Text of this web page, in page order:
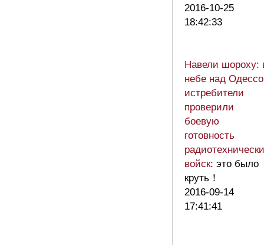
2016-10-25
18:42:33
Навели шороху:
небе над
истребители
проверили
боевую
готовность
войск: это было
круть！
2016-09-14
17:41:41